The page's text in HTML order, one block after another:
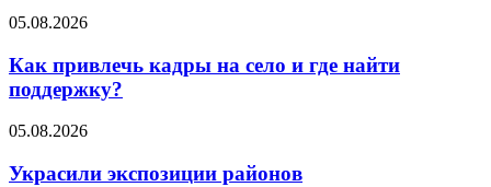
05.08.2026
Как привлечь кадры на село и где найти
поддержку?
05.08.2026
Украсили экспозиции районов